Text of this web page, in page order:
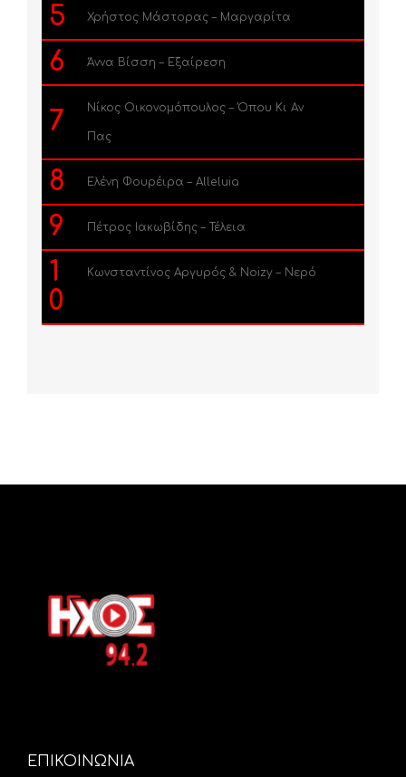
5 Χρήστος Μάστορας – Μαργαρίτα
6 Άννα Βίσση – Εξαίρεση
7 Νίκος Οικονομόπουλος – Όπου Κι Αν
Πας
8 Ελένη Φουρέιρα – Alleluia
9 Πέτρος Ιακωβίδης – Τέλεια
1
0
Κωνσταντίνος Αργυρός & Noizy – Νερό
ΕΠΙΚΟΙΝΩΝΙΑ